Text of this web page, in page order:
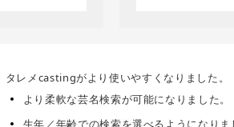
タレメcastingがより使いやすくなりました。
より柔軟な芸名検索が可能になりました。
生年／年齢での検索を選べるようになりま